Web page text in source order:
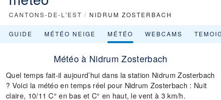
CANTONS-DE-L'EST / NIDRUM ZOSTERBACH
GUIDE MÉTÉO NEIGE MÉTÉO WEBCAMS
Météo à Nidrum Zosterbach
Quel temps fait-il aujourd’hui dans la station Nidrum Zosterbach
? Voici la météo en temps réel pour Nidrum Zosterbach : Nuit
claire, 10/11 C° en bas et C° en haut, le vent à 3 km/h.